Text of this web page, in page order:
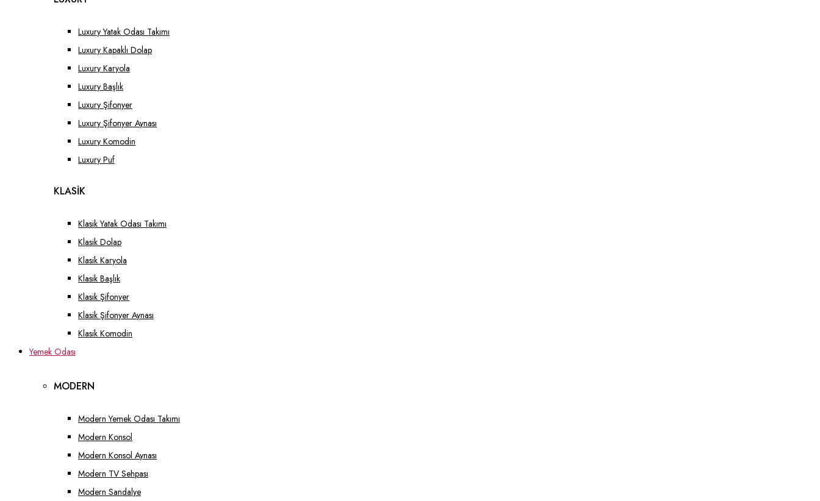
Luxury Yatak Odası Takımı
Luxury Kapaklı Dolap
Luxury Karyola
Luxury Başlık
Luxury Şifonyer
Luxury Şifonyer Aynası
Luxury Komodin
Luxury Puf
KLASİK
Klasik Yatak Odası Takımı
Klasik Dolap
Klasik Karyola
Klasik Başlık
Klasik Şifonyer
Klasik Şifonyer Aynası
Klasik Komodin
Yemek Odası
MODERN
Modern Yemek Odası Takımı
Modern Konsol
Modern Konsol Aynası
Modern TV Sehpası
Modern Sandalye